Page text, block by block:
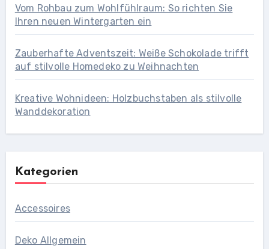
Vom Rohbau zum Wohlfühlraum: So richten Sie
Ihren neuen Wintergarten ein
Zauberhafte Adventszeit: Weiße Schokolade trifft
auf stilvolle Homedeko zu Weihnachten
Kreative Wohnideen: Holzbuchstaben als stilvolle
Wanddekoration
Kategorien
Accessoires
Deko Allgemein